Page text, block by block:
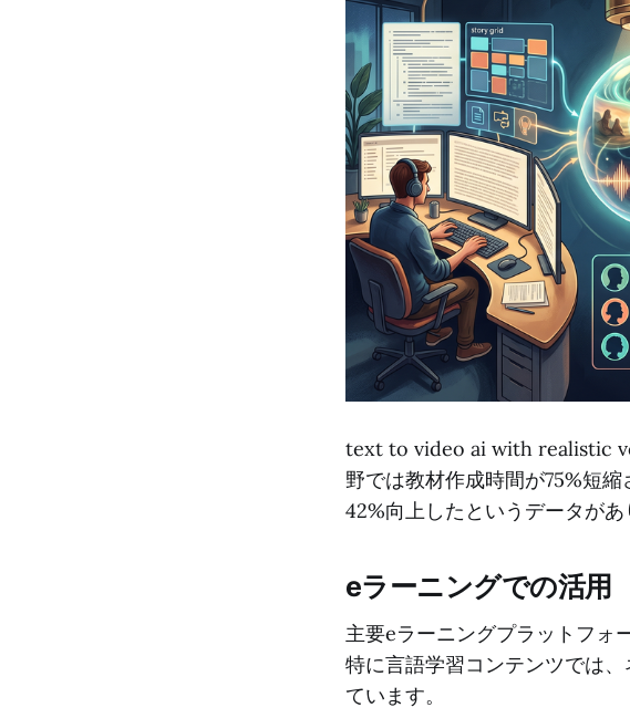
text to video ai with realistic
野では教材作成時間が75%短
42%向上したというデータがあ
eラーニングでの活用
主要eラーニングプラットフォ
特に言語学習コンテンツでは
ています。